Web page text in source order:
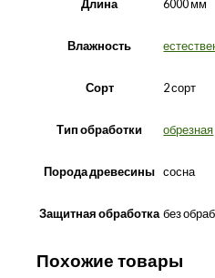
Длина 6000 мм
Влажность
Сорт 2 сорт
Тип обработки обрезная
Порода древесины сосна
Защитная обработка без
Похожие товары